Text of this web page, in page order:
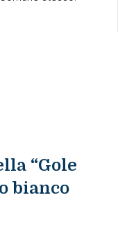
“Gole
bianco